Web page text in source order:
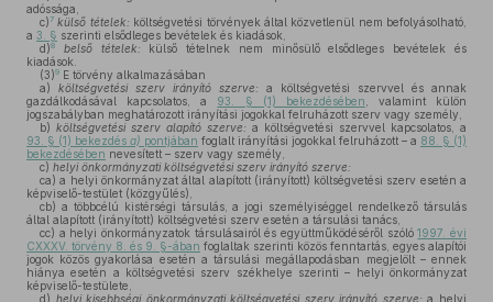
adóssága,
c)7 külső tételek: költségvetési törvények által közvetlenül nem befolyásolható,
a 3. § szerinti elsődleges bevételek és kiadások,
d)8 belső tételek: külső tételnek nem minősülő elsődleges bevételek és
kiadások.
(3)9 E törvény alkalmazásában
a)
költségvetési szerv irányító szerve: a költségvetési szervvel és annak
gazdálkodásával kapcsolatos, a 93. § (1) bekezdésében , valamint külön
jogszabályban meghatározott irányítási jogokkal felruházott szerv vagy személy,
b) költségvetési szerv alapító szerve: a költségvetési szervvel kapcsolatos, a
93. § (1) bekezdés a) pontjában foglalt irányítási jogokkal felruházott – a 88. § (1)
bekezdésében nevesített – szerv vagy személy,
c) helyi önkormányzati költségvetési szerv irányító szerve:
ca) a helyi önkormányzat által alapított (irányított) költségvetési szerv esetén a
képviselő-testület (közgyűlés),
cb) a többcélú kistérségi társulás, a jogi személyiséggel rendelkező társulás
által alapított (irányított) költségvetési szerv esetén a társulási tanács,
cc) a helyi önkormányzatok társulásairól és együttműködéséről szóló1997. évi
CXXXV. törvény 8. és 9. §-ában foglaltak szerinti közös fenntartás, egyes alapítói
jogok közös gyakorlása esetén a társulási megállapodásban megjelölt – ennek
hiánya esetén a költségvetési szerv székhelye szerinti – helyi önkormányzat
képviselő-testülete,
d) helyi kisebbségi önkormányzati költségvetési szerv irányító szerve: a helyi